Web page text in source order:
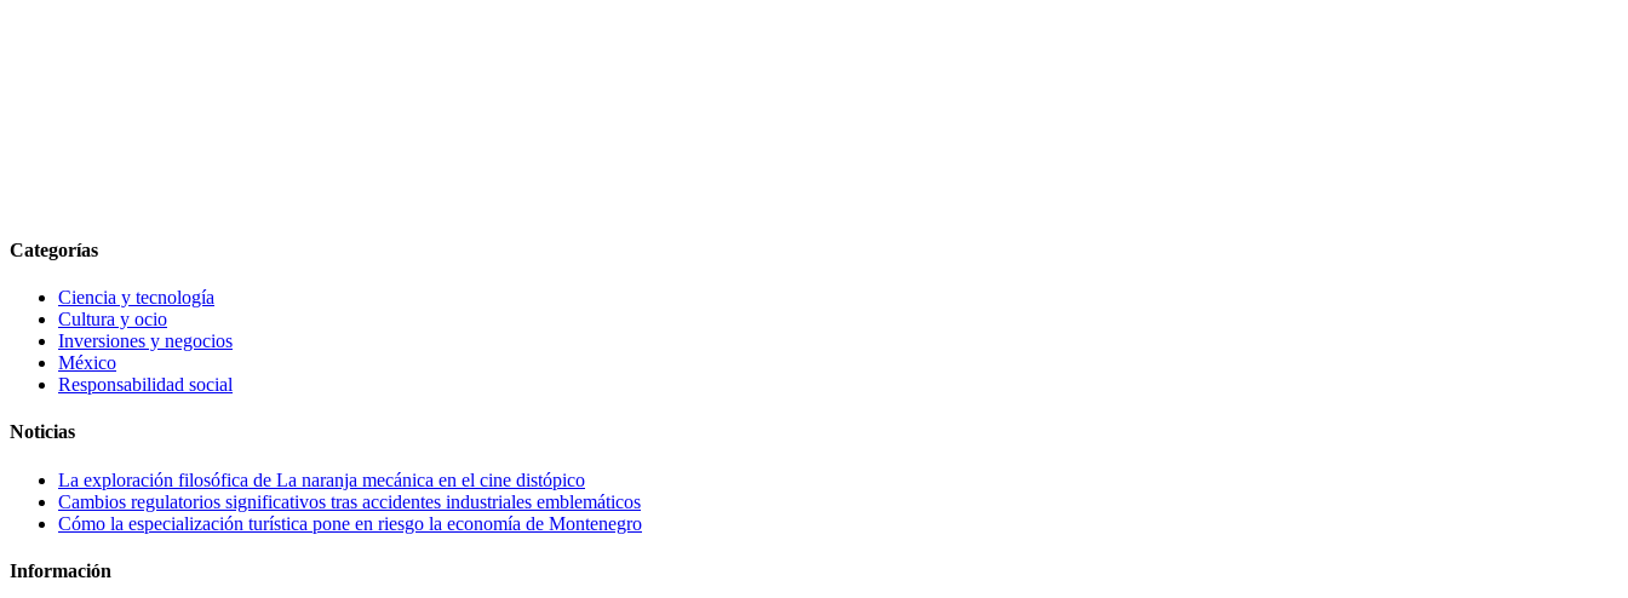
Categorías
Ciencia y tecnología
Cultura y ocio
Inversiones y negocios
México
Responsabilidad social
Noticias
La exploración filosófica de La naranja mecánica en el cine distópico
Cambios regulatorios significativos tras accidentes industriales emblemáticos
Cómo la especialización turística pone en riesgo la economía de Montenegro
Información